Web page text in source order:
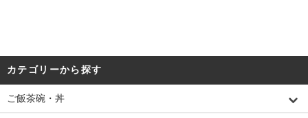
カテゴリーから探す
ご飯茶碗・丼